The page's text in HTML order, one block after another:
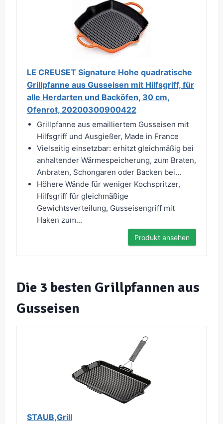
LE CREUSET Signature Hohe quadratische
Grillpfanne aus Gusseisen mit Hilfsgriff, für
alle Herdarten und Backöfen, 30 cm,
Ofenrot, 20200300900422
Grillpfanne aus emailliertem Gusseisen mit
Hilfsgriff und Ausgießer, Made in France
Vielseitig einsetzbar: erhitzt gleichmäßig bei
anhaltender Wärmespeicherung, zum Braten,
Anbraten, Schongaren oder Backen bei...
Höhere Wände für weniger Kochspritzer,
Hilfsgriff für gleichmäßige
Gewichtsverteilung, Gusseisengriff mit
Haken zum...
Produkt ansehen
Die 3 besten Grillpfannen aus
Gusseisen
STAUB,Grill